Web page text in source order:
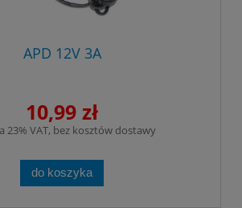
APD 12V 3A
10,99 zł
23% VAT, bez kosztów dostawy
do koszyka